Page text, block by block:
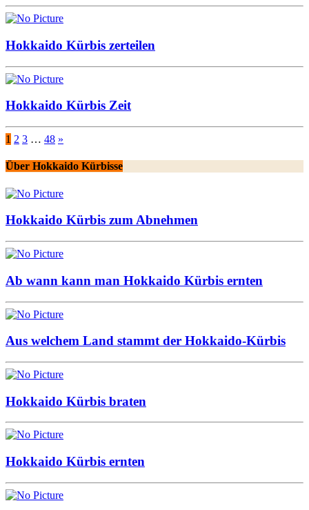
Hokkaido Kürbis zerteilen
Hokkaido Kürbis Zeit
1 2 3 … 48 »
Über Hokkaido Kürbisse
Hokkaido Kürbis zum Abnehmen
Ab wann kann man Hokkaido Kürbis ernten
Aus welchem Land stammt der Hokkaido-Kürbis
Hokkaido Kürbis braten
Hokkaido Kürbis ernten